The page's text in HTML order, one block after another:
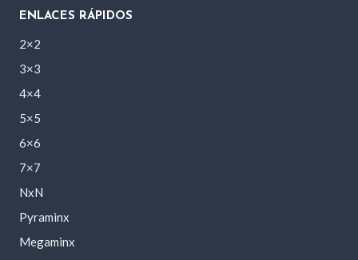
ENLACES RÁPIDOS
2×2
3×3
4×4
5×5
6×6
7×7
NxN
Pyraminx
Megaminx